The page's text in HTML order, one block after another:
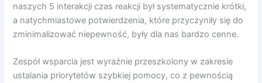
naszych 5 interakcji czas reakcji był systematycznie krótki,
a natychmiastowe potwierdzenia, które przyczyniły się do
zminimalizować niepewność, były dla nas bardzo cenne.
Zespół wsparcia jest wyraźnie przeszkolony w zakresie
ustalania priorytetów szybkiej pomocy, co z pewnością